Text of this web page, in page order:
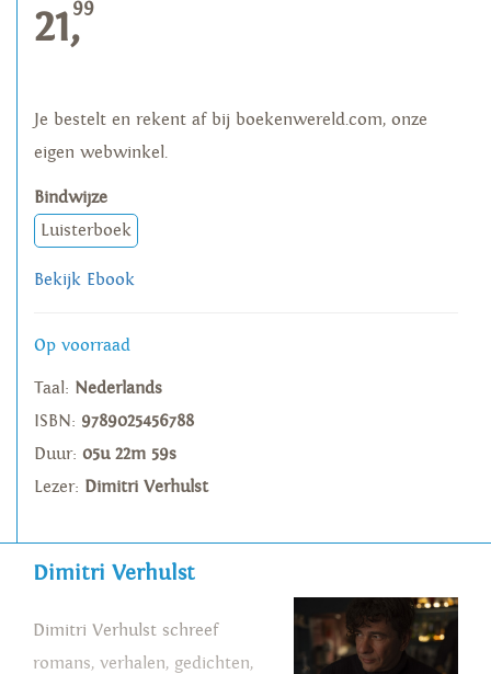
21,99
Je bestelt en rekent af bij boekenwereld.com, onze
eigen webwinkel.
Bindwijze
Luisterboek
Bekijk Ebook
Op voorraad
Taal: Nederlands
ISBN: 9789025456788
Duur: 05u 22m 59s
Lezer: Dimitri Verhulst
Dimitri Verhulst
Dimitri Verhulst schreef
romans, verhalen, gedichten,